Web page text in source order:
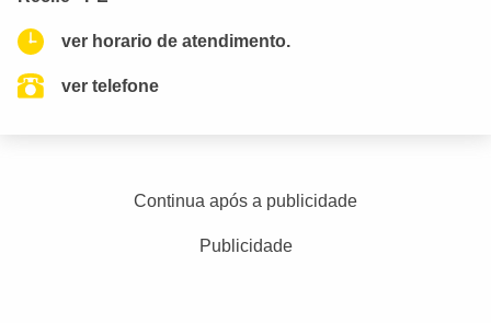
ver horario de atendimento.
ver telefone
Continua após a publicidade
Publicidade